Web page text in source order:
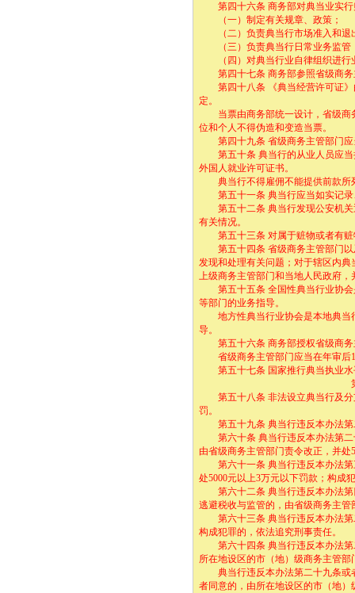
第四十六条 商务部对典当业实行
（一）制定有关规章、政策；
（二）负责典当行市场准入和退
（三）负责典当行日常业务监管
（四）对典当行业自律组织进行
第四十七条 商务部参照省级商务
第四十八条 《典当经营许可证》
定。
当票由商务部统一设计，省级商
位和个人不得伪造和变造当票。
第四十九条 省级商务主管部门应
第五十条 典当行的从业人员应当
外国人就业许可证书。
典当行不得雇佣不能提供前款所
第五十一条 典当行应当如实记录
第五十二条 典当行发现公安机关
有关情况。
第五十三条 对属于赃物或者有赃
第五十四条 省级商务主管部门以
发现和处理有关问题；对于辖区内
上级商务主管部门和当地人民政府
第五十五条 全国性典当行业协会
等部门的业务指导。
地方性典当行业协会是本地典当
导。
第五十六条 商务部授权省级商务
省级商务主管部门应当在年审后
第五十七条 国家推行典当执业水
第八章
第五十八条 非法设立典当行及分
罚。
第五十九条 典当行违反本办法第
第六十条 典当行违反本办法第二
由省级商务主管部门责令改正，并
第六十一条 典当行违反本办法第
处5000元以上3万元以下罚款；构成
第六十二条 典当行违反本办法第
逃避税收与监管的，由省级商务主
第六十三条 典当行违反本办法第
构成犯罪的，依法追究刑事责任。
第六十四条 典当行违反本办法第
所在地设区的市（地）级商务主管
典当行违反本办法第二十九条或
者同意的，由所在地设区的市（地）